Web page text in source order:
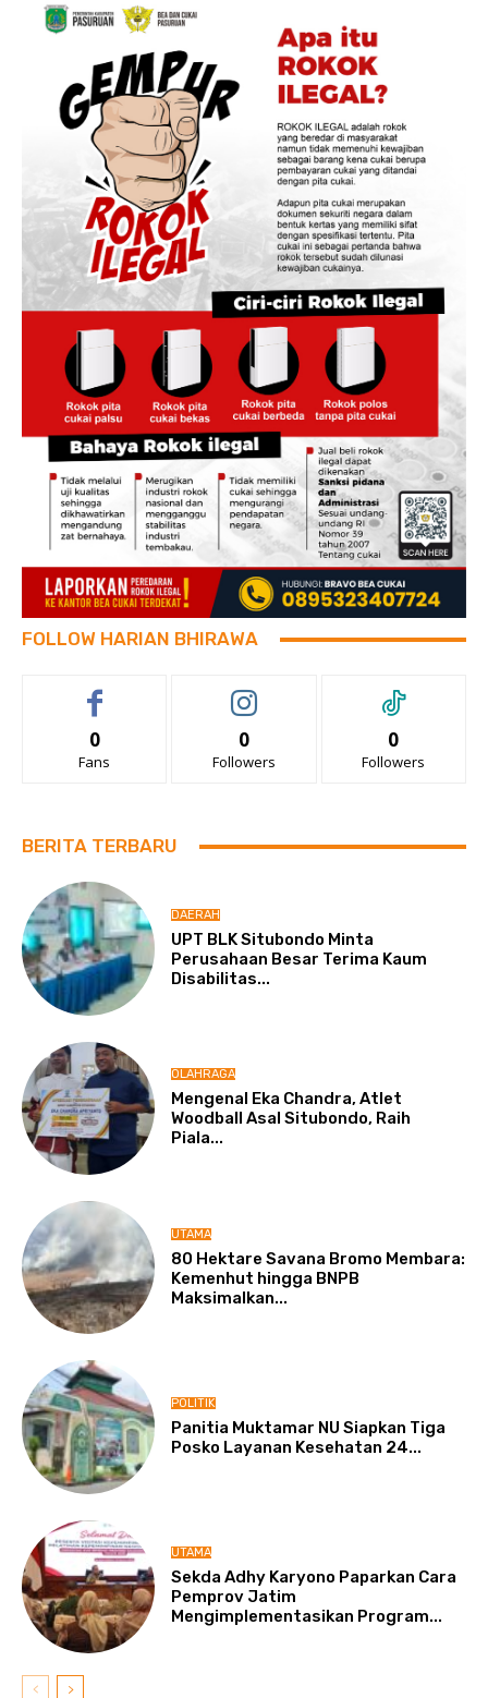
FOLLOW HARIAN BHIRAWA
0
Fans
0
Followers
0
Followers
BERITA TERBARU
DAERAH
UPT BLK Situbondo Minta
Perusahaan Besar Terima Kaum
Disabilitas...
OLAHRAGA
Mengenal Eka Chandra, Atlet
Woodball Asal Situbondo, Raih
Piala...
UTAMA
80 Hektare Savana Bromo Membara:
Kemenhut hingga BNPB
Maksimalkan...
POLITIK
Panitia Muktamar NU Siapkan Tiga
Posko Layanan Kesehatan 24...
UTAMA
Sekda Adhy Karyono Paparkan Cara
Pemprov Jatim
Mengimplementasikan Program...